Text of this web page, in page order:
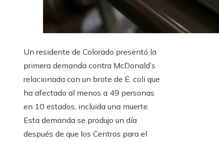
Un residente de Colorado presentó la
primera demanda contra McDonald’s
relacionada con un brote de E. coli que
ha afectado al menos a 49 personas
en 10 estados, incluida una muerte.
Esta demanda se produjo un día
después de que los Centros para el